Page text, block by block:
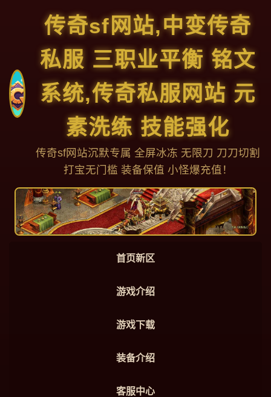
传奇sf网站,中变传奇
私服 三职业平衡 铭文
系统,传奇私服网站 元
素洗练 技能强化
传奇sf网站沉默专属 全屏冰冻 无限刀 刀刀切割
打宝无门槛 装备保值 小怪爆充值！
首页新区
游戏介绍
游戏下载
装备介绍
客服中心